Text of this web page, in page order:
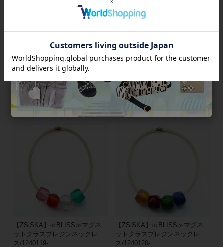
【ZSiSKA】≪BLISS≫マグネ
ットクラスプレジンネックレ
ス/1240117-
¥17,050 税込
【ZSiSKA】≪BLISS≫マグネ
ットクラスプレジンネックレ
¥17,600 税込
【ZSiSKA】≪BLISS≫マグネ
ットクラスプレジンネックレ
ス/1240119-
【ZSiSKA】≪BLISS≫マグネ
ットクラスプレジンネックレ
ス/1240120-